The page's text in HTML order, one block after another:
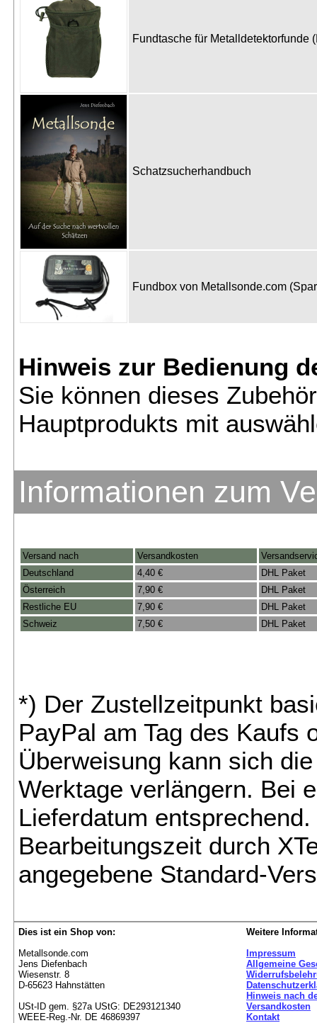
Fundtasche für
Schatzsucherhandbuch
Fundbox von Metallsonde.com
Hinweis zur Bedienung
Sie können dieses
Hauptprodukts mit
Informationen zum
Versand nach Versandkosten
Deutschland
4,40 €
DHL Paket
Österreich
7,90 €
DHL Paket
Restliche EU
7,90 €
DHL Paket
Schweiz
7,50 € DHL Paket
*) Der Zustellzeitpunkt
PayPal am Tag des Kaufs
Überweisung kann sich
Werktage verlängern. Bei
Lieferdatum
Bearbeitungszeit durch
angegebene Standard-
Dies ist ein Shop von:
Metallsonde.com
Jens Diefenbach
Wiesenstr. 8
D-65623 Hahnstätten
USt-ID gem. §27a UStG: DE293121340
WEEE-Reg.-Nr. DE 46869397
Weitere
Impressum
Allgemeine
Hinweis nach
Versandkosten
Kontakt